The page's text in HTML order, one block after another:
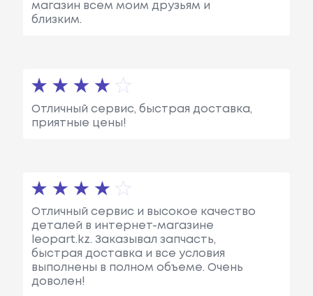
магазин всем моим друзьям и
близким.
Отличный сервис, быстрая доставка,
приятные цены!
Отличный сервис и высокое качество
деталей в интернет-магазине
leopart.kz. Заказывал запчасть,
быстрая доставка и все условия
выполнены в полном объеме. Очень
доволен!